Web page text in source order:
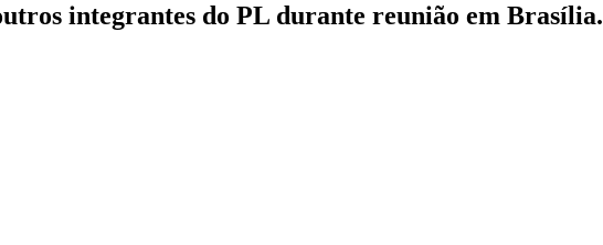
integrantes do PL durante reunião em Brasília.